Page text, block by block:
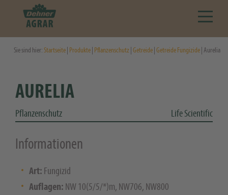
Sie sind hier:Startseite Produkte Pflanzenschutz Getreide Getreide Fungizide | Aurelia
AURELIA
Pflanzenschutz Life Scientific
Informationen
Art: Fungizid
Auflagen: NW 10(5/5/*)m, NW706, NW800